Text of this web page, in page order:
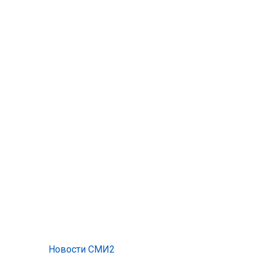
Новости СМИ2